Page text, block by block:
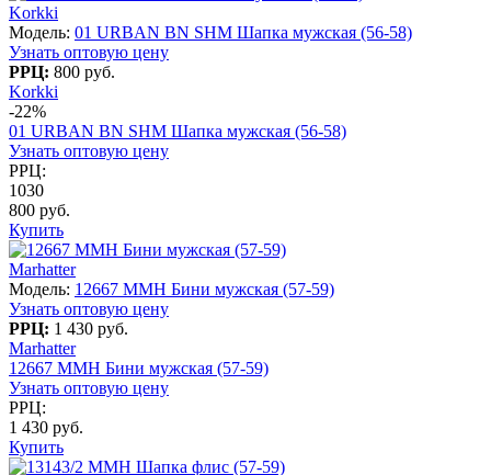
Korkki
Модель: 01 URBAN BN SHM Шапка мужская (56-58)
Узнать оптовую цену
РРЦ: 800 руб.
Korkki
-22%
01 URBAN BN SHM Шапка мужская (56-58)
Узнать оптовую цену
РРЦ:
1030
800 руб.
Купить
Marhatter
Модель: 12667 MMH Бини мужская (57-59)
Узнать оптовую цену
РРЦ: 1 430 руб.
Marhatter
12667 MMH Бини мужская (57-59)
Узнать оптовую цену
РРЦ:
1 430 руб.
Купить